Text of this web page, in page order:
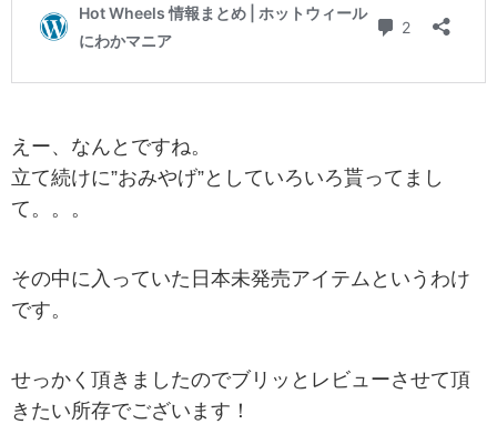
えー、なんとですね。
立て続けに”おみやげ”としていろいろ貰ってまし
て。。。
その中に入っていた日本未発売アイテムというわけ
です。
せっかく頂きましたのでブリッとレビューさせて頂
きたい所存でございます！